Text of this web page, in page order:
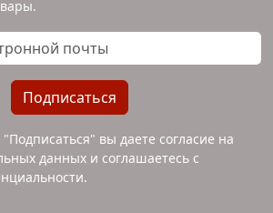
почты
Подписаться
вы даете согласие на
данных и соглашаетесь с
.